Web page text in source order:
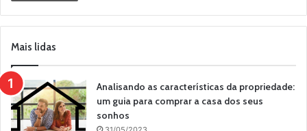
Mais lidas
Analisando as características da propriedade:
um guia para comprar a casa dos seus
sonhos